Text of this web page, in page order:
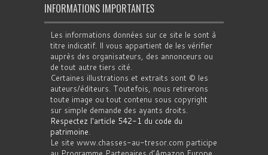
INFORMATIONS IMPORTANTES
Les informations données sur ce site le sont à
titre indicatif. Il vous appartient de les vérifier
auprès des organisateurs, des annonceurs ou
de tout autre tiers cité.
Certaines illustrations et extraits sont © les
auteurs/éditeurs. Toutefois, nous retirerons
toute image ou tout contenu sous copyright
sur simple demande des ayants droits.
Respectez l'article 542-1 du code du
patrimoine.
Le site www.chasses-au-tresor.com participe